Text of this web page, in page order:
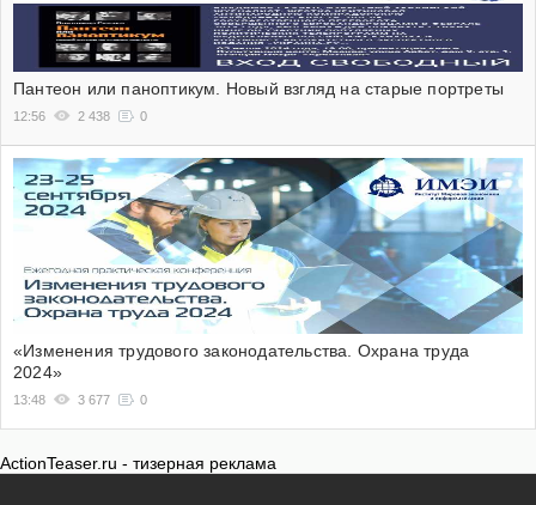
Пантеон или паноптикум. Новый взгляд на старые портреты
12:56 2 438 0
«Изменения трудового законодательства. Охрана труда
2024»
13:48 3 677 0
ActionTeaser.ru - тизерная реклама